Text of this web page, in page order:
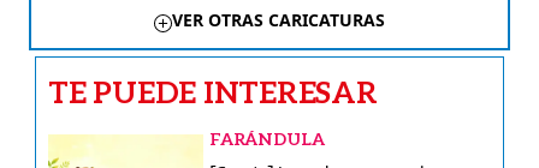
VER OTRAS CARICATURAS
TE PUEDE INTERESAR
FARÁNDULA